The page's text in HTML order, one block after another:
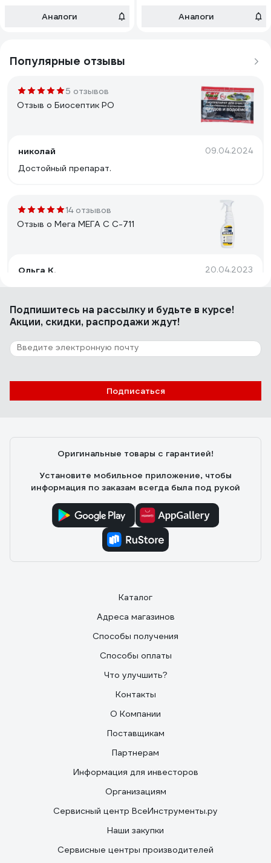
Аналоги Аналоги
Популярные отзывы
5 отзывов
Отзыв о Биосептик PO
николай 09.04.2024
Достойный препарат.
14 отзывов
Отзыв о Мега МЕГА С С-711
Ольга К. 20.04.2023
работает
19 отзывов
Отзыв о LITOKOL LITONET EVO
486680002
Подпишитесь на рассылкуи будьте в курсе!
Акции, скидки, распродажи ждут!
Подписаться
Оригинальные товары с гарантией!
Установите мобильное приложение, чтобы
информация по заказам всегда была под рукой
Каталог
Адреса магазинов
Способы получения
Способы оплаты
Что улучшить?
Контакты
О Компании
Поставщикам
Партнерам
Информация для инвесторов
Организациям
Сервисный центр ВсеИнструменты.ру
Наши закупки
Сервисные центры производителей